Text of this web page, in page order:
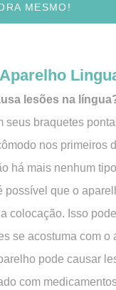
MESMO!
lesões na
braquetes
nos primeiros
há mais nenhum
que o
colocação. Isso
se acostuma com o
pode causar
com